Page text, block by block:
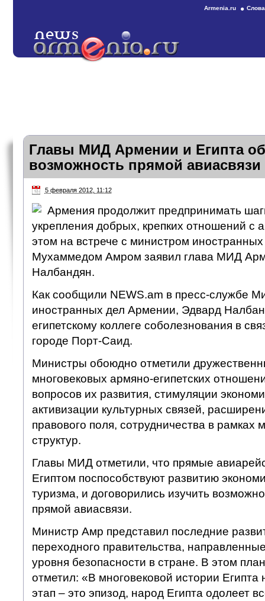
Armenia.ru
Главы МИД Армении и Египта
возможность прямой авиасвязи
5 февраля 2012, 11:12
Армения продолжит предпринимать
укрепления добрых, крепких отношений с
этом на встрече с министром иностранных
Мухаммедом Амром заявил глава МИД
Налбандян.
Как сообщили NEWS.am в пресс-службе
иностранных дел Армении, Эдвард
египетскому коллеге соболезнования в
городе Порт-Саид.
Министры обоюдно отметили
многовековых армяно-египетских
вопросов их развития, стимуляции
активизации культурных связей,
правового поля, сотрудничества в рамках
структур.
Главы МИД отметили, что прямые
Египтом поспособствуют развитию
туризма, и договорились изучить
прямой авиасвязи.
Министр Амр представил последние
переходного правительства,
уровня безопасности в стране. В этом
отметил: «В многовековой истории
этап – это эпизод, народ Египта одолеет